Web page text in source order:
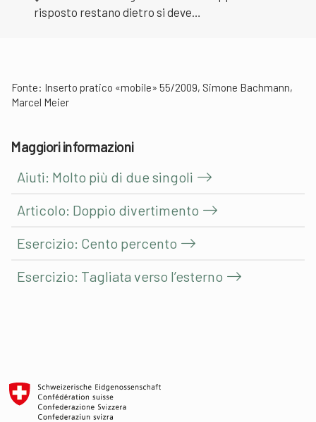
risposto restano dietro si deve…
Fonte: Inserto pratico «mobile» 55/2009, Simone Bachmann,
Marcel Meier
Maggiori informazioni
Aiuti: Molto più di due singoli
Articolo: Doppio divertimento
Esercizio: Cento percento
Esercizio: Tagliata verso l’esterno